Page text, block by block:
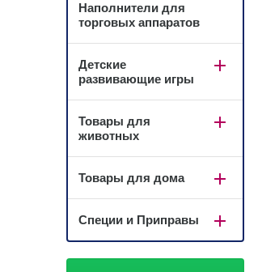
Наполнители для
торговых аппаратов
Детские
развивающие игры
Товары для
животных
Товары для дома
Специи и Приправы